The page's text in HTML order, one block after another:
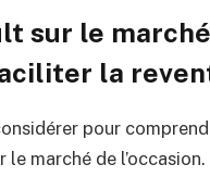
sur le
la
pour
le marché de